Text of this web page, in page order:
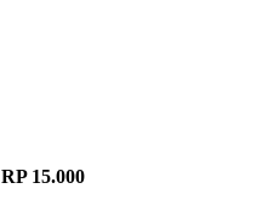
15.000